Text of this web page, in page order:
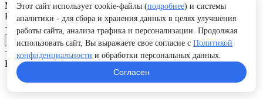
МОДЕЛЬ: ССМ-02-02
Кол-во:
+
−
В корзину
+
−
Купить в 1 клик Отложить Сравнить
Упаковка
Этот сайт использует cookie-файлы (подробнее) и системы
аналитики - для сбора и хранения данных в целях улучшения
работы сайта, анализа трафика и персонализации. Продолжая
использовать сайт, Вы выражаете свое согласие с Политикой
конфиденциальности и обработки персональных данных.
Согласен